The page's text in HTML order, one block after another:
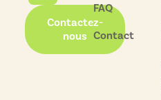
Contactez-
nous
FAQ
Contact